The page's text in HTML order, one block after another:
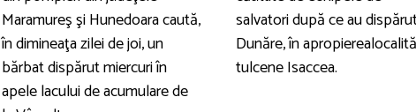
Maramureş şi Hunedoara caută,
în dimineaţa zilei de joi, un
bărbat dispărut miercuri în
apele lacului de acumulare de
salvatori după ce au
Dunăre, în
tulcene Isaccea.